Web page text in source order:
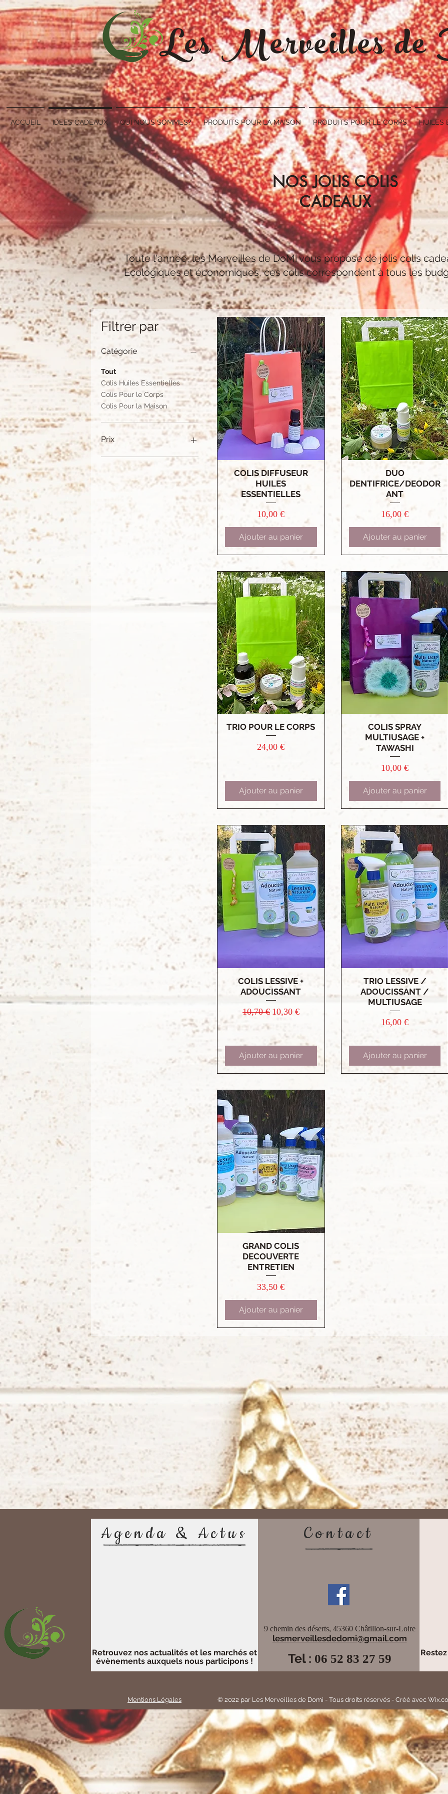
Les Merveilles
ACCUEIL IDEES CADEAUX QUI NOUS SOMMES? PRODUITS POUR LA MAISON PRODUITS POUR LE CORPS HUILES
NOS JOLIS COLIS
CADEAUX
Toute l'année, les Merveilles de DoMi vous propose de jolis colis
Ecologiques et économiques, ces colis correspondent à tous les
Filtrer par
Catégorie
Tout
Colis Huiles Essentielles
Colis Pour le Corps
Colis Pour la Maison
Prix
Aperçu rapide
COLIS DIFFUSEUR
HUILES
ESSENTIELLES
Prix
10,00 €
Ajouter au panier
Aperçu rapide
DUO
DENTIFRICE/DEODOR
ANT
Prix
16,00 €
Ajouter au panier
Aperçu rapide
TRIO POUR LE CORPS
Prix
24,00 €
Ajouter au panier
Aperçu rapide
COLIS SPRAY
MULTIUSAGE +
TAWASHI
Prix
10,00 €
Ajouter au panier
Aperçu rapide
COLIS LESSIVE +
ADOUCISSANT
Prix original
10,70 € Prix promotionnel
10,30 €
Ajouter au panier
Aperçu rapide
TRIO LESSIVE /
ADOUCISSANT /
MULTIUSAGE
Prix
16,00 €
Ajouter au panier
Aperçu rapide
GRAND COLIS
DECOUVERTE
ENTRETIEN
Prix
33,50 €
Ajouter au panier
Agenda & Actus
Retrouvez nos actualités et les marchés et
évènements auxquels nous participons !
9 chemin des déserts, 45360 Châtillon-sur-Loire
lesmerveillesdedomi@gmail.com
Tel : 06 52 83 27 59
Contact
Mentions Légales © 2022 par Les Merveilles de Domi - Tous droits réservés - Créé avec